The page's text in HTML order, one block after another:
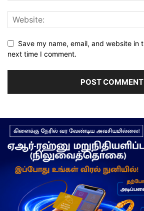
Save my name, email, and website in
next time I comment.